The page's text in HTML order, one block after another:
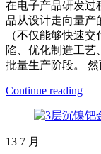
在电子产品研发过
品从设计走向量产
（不仅能够快速
陷、优化制造工艺
批量生产阶段。
Continue reading
13 7 月